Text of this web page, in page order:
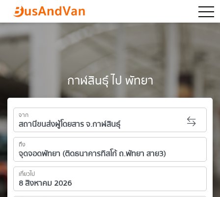
กาฬสินธุ์ ไป พัทยา
จาก
ถึง
เที่ยวไป